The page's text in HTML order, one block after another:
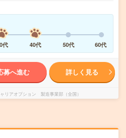
代 40代 50代 60代
募へ進む 詳しく見る
リアオプション 製造事業部（全国）